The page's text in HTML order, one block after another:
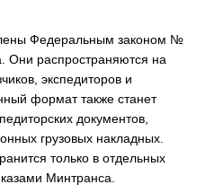
Федеральным законом №
Они распространяются на
экспедиторов и
формат также станет
документов,
грузовых накладных.
только в отдельных
Минтранса.